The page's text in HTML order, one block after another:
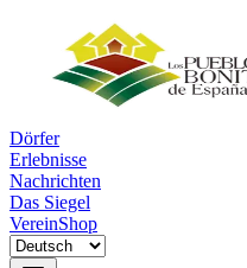
Dörfer
Erlebnisse
Nachrichten
Das Siegel
VereinShop